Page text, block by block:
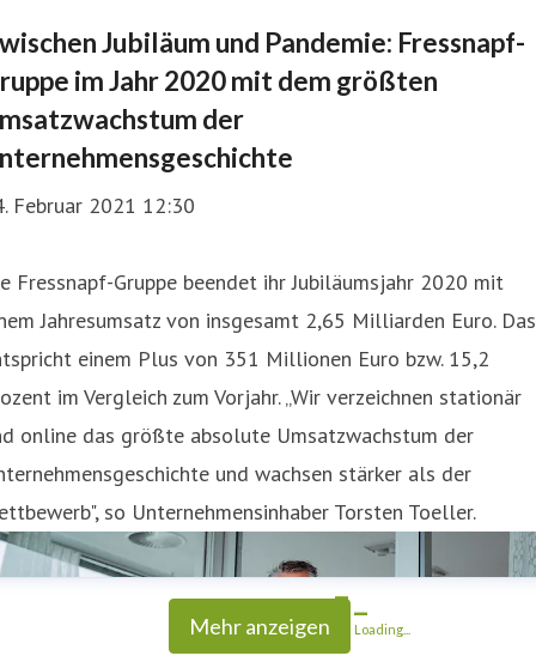
Jubiläum und Pandemie: Fressnapf-
im Jahr 2020 mit dem größten
der
Februar 2021 12:30
Fressnapf-Gruppe beendet ihr Jubiläumsjahr 2020 mit
Jahresumsatz von insgesamt 2,65 Milliarden Euro. Das
einem Plus von 351 Millionen Euro bzw. 15,2
im Vergleich zum Vorjahr. „Wir verzeichnen stationär
online das größte absolute Umsatzwachstum der
und wachsen stärker als der
so Unternehmensinhaber Torsten Toeller.
Mehr anzeigen Loading...